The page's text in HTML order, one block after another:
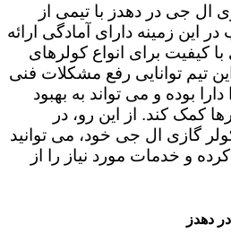
ال جی در دهدز با تیمی از
این زمینه دارای آمادگی ارائه
کیفیت برای انواع کولرهای
تیم توانایی رفع مشکلات فنی
بوده و می تواند به بهبود
کمک کند. از این رو، در
گازی ال جی خود، می توانید
و خدمات مورد نیاز را از
دهدز